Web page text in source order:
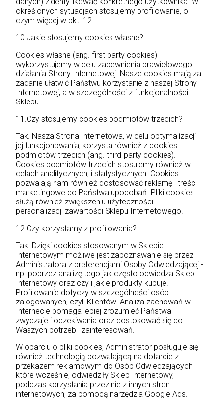
określonych sytuacjach stosujemy profilowanie, o
czym więcej w pkt. 12.
10.Jakie stosujemy cookies własne?
Cookies własne (ang. first party cookies)
wykorzystujemy w celu zapewnienia prawidłowego
działania Strony Internetowej. Nasze cookies mają za
zadanie ułatwić Państwu korzystanie z naszej Strony
Internetowej, a w szczególności z funkcjonalności
Sklepu.
11.Czy stosujemy cookies podmiotów trzecich?
Tak. Nasza Strona Internetowa, w celu optymalizacji
jej funkcjonowania, korzysta również z cookies
podmiotów trzecich (ang. third-party cookies).
Cookies podmiotów trzecich stosujemy również w
celach analitycznych, i statystycznych. Cookies
pozwalają nam również dostosować reklamę i treści
marketingowe do Państwa upodobań. Pliki cookies
służą również zwiększeniu użyteczności i
personalizacji zawartości Sklepu Internetowego.
12.Czy korzystamy z profilowania?
Tak. Dzięki cookies stosowanym w Sklepie
Internetowym możliwe jest zapoznawanie się przez
Administratora z preferencjami Osoby Odwiedzającej -
np. poprzez analizę tego jak często odwiedza Sklep
Internetowy oraz czy i jakie produkty kupuje.
Profilowanie dotyczy w szczególności osób
zalogowanych, czyli Klientów. Analiza zachowań w
Internecie pomaga lepiej zrozumieć Państwa
zwyczaje i oczekiwania oraz dostosować się do
Waszych potrzeb i zainteresowań.
W oparciu o pliki cookies, Administrator posługuje się
również technologią pozwalającą na dotarcie z
przekazem reklamowym do Osób Odwiedzających,
które wcześniej odwiedziły Sklep Internetowy,
podczas korzystania przez nie z innych stron
internetowych, za pomocą narzędzia Google Ads.